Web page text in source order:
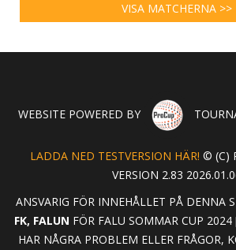
VISA MATCHERNA >>
WEBSITE POWERED BY
LADDA NED TESTVERSION HÄR! © (C)
VERSION 2.83
ANSVARIG FÖR INNEHÅLLET PÅ DENNA
FK, FALUN FÖR FALU SOMMAR CUP
HAR NÅGRA PROBLEM ELLER FRÅGOR,